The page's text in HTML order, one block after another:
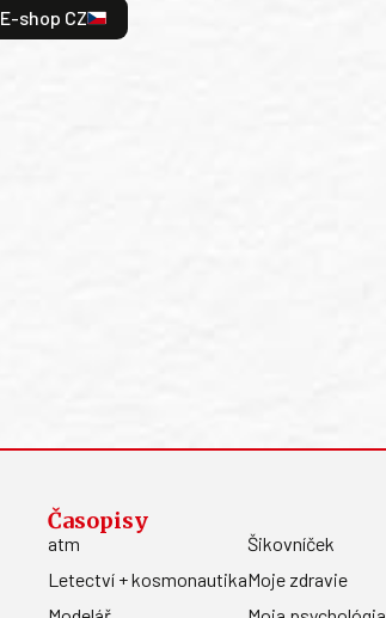
E-shop CZ
Časopisy
atm
Letectví + kosmonautika
Šikovníček
Moje zdravie